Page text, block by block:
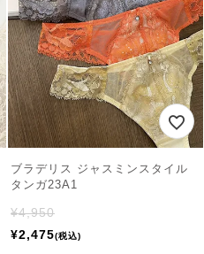
ブラデリス ジャスミンスタイル
タンガ23A1
¥4,950
¥2,475 税込